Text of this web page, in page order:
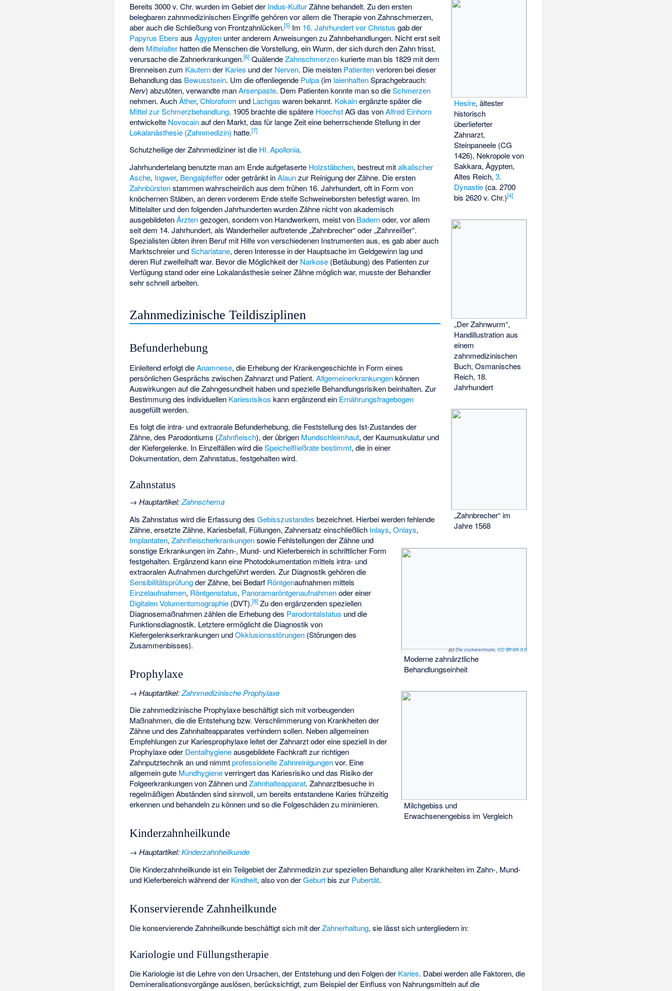
Hesire, ältester
historisch
überlieferter
Zahnarzt,
Steinpaneele (CG
1426), Nekropole von
Sakkara, Ägypten,
Altes Reich,3.
Dynastie (ca. 2700
bis 2620 v. Chr.)[4]
„Der Zahnwurm“,
Handillustration aus
einem
zahnmedizinischen
Buch, Osmanisches
Reich, 18.
Jahrhundert
Bereits 3000 v. Chr. wurden im Gebiet der Indus-KulturZähne behandelt. Zu den ersten
belegbaren zahnmedizinischen Eingriffe gehören vor allem die Therapie von Zahnschmerzen,
aber auch die Schließung von Frontzahnlücken.[5] Im 16. Jahrhundert vor Christus gab der
Papyrus Ebers ausÄgypten unter anderem Anweisungen zu Zahnbehandlungen. Nicht erst seit
dem Mittelalter hatten die Menschen die Vorstellung, ein Wurm, der sich durch den Zahn frisst,
verursache die Zahnerkrankungen.[6] QuälendeZahnschmerzenkurierte man bis 1829 mit dem
Brenneisen zum Kauternder Karies und der Nerven. Die meisten Patientenverloren bei dieser
Behandlung das Bewusstsein. Um die offenliegende Pulpa (im laienhaftenSprachgebrauch:
Nerv) abzutöten, verwandte manArsenpaste. Dem Patienten konnte man so dieSchmerzen
nehmen. AuchÄther,Chloroform und Lachgas waren bekannt. Kokainergänzte später die
Mittel zur Schmerzbehandlung. 1905 brachte die spätere HoechstAG das vonAlfred Einhorn
entwickelte Novocainauf den Markt, das für lange Zeit eine beherrschende Stellung in der
Lokalanästhesie (Zahnmedizin) hatte.[7]
Schutzheilige der Zahnmediziner ist die Hl. Apollonia.
„Zahnbrecher“ im
Jahre 1568
Jahrhundertelang benutzte man am Ende aufgefaserte Holzstäbchen, bestreut mitalkalischer
Asche, Ingwer, Bengalpfefferoder getränkt inAlaunzur Reinigung der Zähne. Die ersten
Zahnbürstenstammen wahrscheinlich aus dem frühen 16. Jahrhundert, oft in Form von
knöchernen Stäben, an deren vorderem Ende steife Schweineborsten befestigt waren. Im
Mittelalter und den folgenden Jahrhunderten wurden Zähne nicht von akademisch
ausgebildetenÄrztengezogen, sondern von Handwerkern, meist von Badernoder, vor allem
seit dem 14. Jahrhundert, als Wanderheiler auftretende „Zahnbrecher“ oder „Zahnreißer“.
Spezialisten übten ihren Beruf mit Hilfe von verschiedenen Instrumentenaus, es gab aber auch
Marktschreier undScharlatane, deren Interesse in der Hauptsache im Geldgewinn lag und
deren Ruf zweifelhaft war. Bevor die Möglichkeit der Narkose (Betäubung) des Patienten zur
Verfügung stand oder eine Lokalanästhesie seiner Zähne möglich war, musste der Behandler
sehr schnell arbeiten.
Zahnmedizinische Teildisziplinen
Befunderhebung
(c)Die zuckerschnute,CC BY-SA 3.0
Moderne zahnärztliche
Behandlungseinheit
Milchgebiss und
Erwachsenengebiss im Vergleich
Einleitend erfolgt dieAnamnese, die Erhebung der Krankengeschichte in Form eines
persönlichen Gesprächs zwischen Zahnarzt und Patient.Allgemeinerkrankungenkönnen
Auswirkungen auf die Zahngesundheit haben und spezielle Behandlungsrisiken beinhalten. Zur
Bestimmung des individuellen Kariesrisikos kann ergänzend ein Ernährungsfragebogen
ausgefüllt werden.
Es folgt die intra- und extraorale Befunderhebung, die Feststellung des Ist-Zustandes der
Zähne, des Parodontiums (Zahnfleisch), der übrigen Mundschleimhaut, der Kaumuskulatur und
der Kiefergelenke. In Einzelfällen wird dieSpeichelfließrate bestimmt, die in einer
Dokumentation, dem Zahnstatus, festgehalten wird.
Zahnstatus
→Hauptartikel:Zahnschema
Als Zahnstatus wird die Erfassung desGebisszustandes bezeichnet. Hierbei werden fehlende
Zähne, ersetzte Zähne, Kariesbefall, Füllungen, Zahnersatz einschließlich Inlays,Onlays,
Implantaten,Zahnfleischerkrankungensowie Fehlstellungen der Zähne und
sonstige Erkrankungen im Zahn-, Mund- und Kieferbereich in schriftlicher Form
festgehalten. Ergänzend kann eine Photodokumentation mittels intra- und
extraoralen Aufnahmen durchgeführt werden. Zur Diagnostik gehören die
Sensibilitätsprüfungder Zähne, bei Bedarf Röntgenaufnahmen mittels
Einzelaufnahmen, Röntgenstatus, Panoramaröntgenaufnahmenoder einer
Digitalen Volumentomographie (DVT).[8] Zu den ergänzenden speziellen
Diagnosemaßnahmen zählen die Erhebung des Parodontalstatus und die
Funktionsdiagnostik. Letztere ermöglicht die Diagnostik von
Kiefergelenkserkrankungen undOkklusionsstörungen (Störungen des
Zusammenbisses).
Prophylaxe
→Hauptartikel:Zahnmedizinische Prophylaxe
Die zahnmedizinische Prophylaxe beschäftigt sich mit vorbeugenden
Maßnahmen, die die Entstehung bzw. Verschlimmerung von Krankheiten der
Zähne und des Zahnhalteapparates verhindern sollen. Neben allgemeinen
Empfehlungen zur Kariesprophylaxe leitet der Zahnarzt oder eine speziell in der
Prophylaxe oder Dentalhygieneausgebildete Fachkraft zur richtigen
Zahnputztechnik an und nimmtprofessionelle Zahnreinigungenvor. Eine
allgemein gute Mundhygieneverringert das Kariesrisiko und das Risiko der
Folgeerkrankungen von Zähnen undZahnhalteapparat. Zahnarztbesuche in
regelmäßigen Abständen sind sinnvoll, um bereits entstandene Karies frühzeitig
erkennen und behandeln zu können und so die Folgeschäden zu minimieren.
Kinderzahnheilkunde
→Hauptartikel:Kinderzahnheilkunde
Die Kinderzahnheilkunde ist ein Teilgebiet der Zahnmedizin zur speziellen Behandlung aller Krankheiten im Zahn-, Mund-
und Kieferbereich während der Kindheit, also von derGeburtbis zur Pubertät.
Konservierende Zahnheilkunde
Die konservierende Zahnheilkunde beschäftigt sich mit derZahnerhaltung, sie lässt sich untergliedern in:
Kariologie und Füllungstherapie
Die Kariologie ist die Lehre von den Ursachen, der Entstehung und den Folgen der Karies. Dabei werden alle Faktoren, die
Demineralisationsvorgänge auslösen, berücksichtigt, zum Beispiel der Einfluss von Nahrungsmitteln auf die